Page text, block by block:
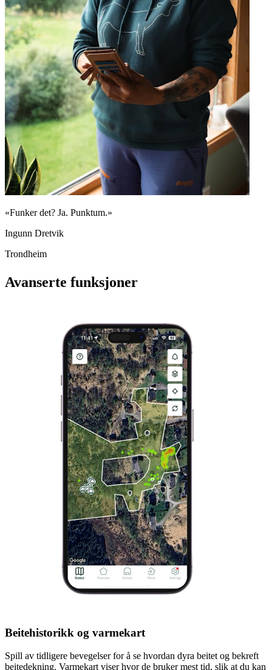
«Funker det? Ja. Punktum.»
Ingunn Dretvik
Trondheim
Avanserte funksjoner
Beitehistorikk og varmekart
Spill av tidligere bevegelser for å se hvordan dyra beitet og bekreft
beitedekning. Varmekart viser hvor de bruker mest tid, slik at du kan